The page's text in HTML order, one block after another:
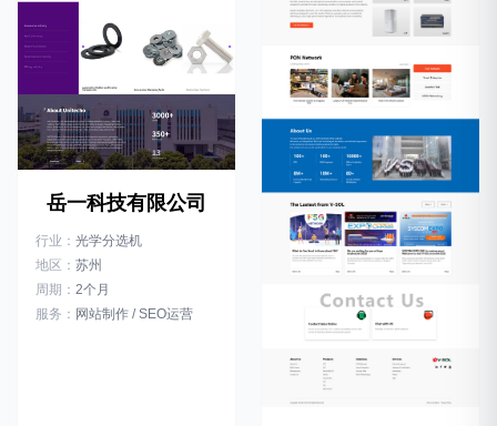
岳一科技有限公司
行业： 光学分选机
地区： 苏州
周期： 2个月
服务： 网站制作 / SEO运营